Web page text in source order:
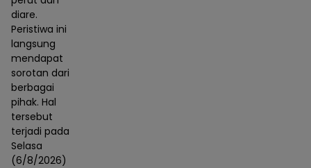
diare.
Peristiwa ini
langsung
mendapat
sorotan dari
berbagai
pihak. Hal
tersebut
terjadi pada
Selasa
(6/8/2026)